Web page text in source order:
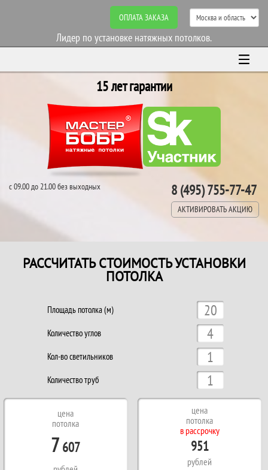
ОПЛАТА ЗАКАЗА
Лидер по установке натяжных потолков.
15 лет гарантии
с 09.00 до 21.00 без выходных 8 (495) 755-77-47
АКТИВИРОВАТЬ АКЦИЮ
РАССЧИТАТЬ СТОИМОСТЬ УСТАНОВКИ
ПОТОЛКА
Площадь потолка (м)
Количество углов
Кол-во светильников
Количество труб
цена
потолка
7 607
цена
потолка
в рассрочку
951
рублей